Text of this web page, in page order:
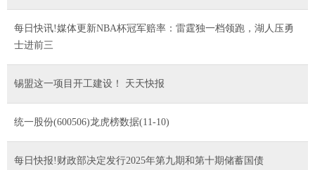
每日快讯!媒体更新NBA杯冠军赔率：雷霆独一档领跑，湖人压勇
士进前三
锡盟这一项目开工建设！ 天天快报
统一股份(600506)龙虎榜数据(11-10)
每日快报!财政部决定发行2025年第九期和第十期储蓄国债